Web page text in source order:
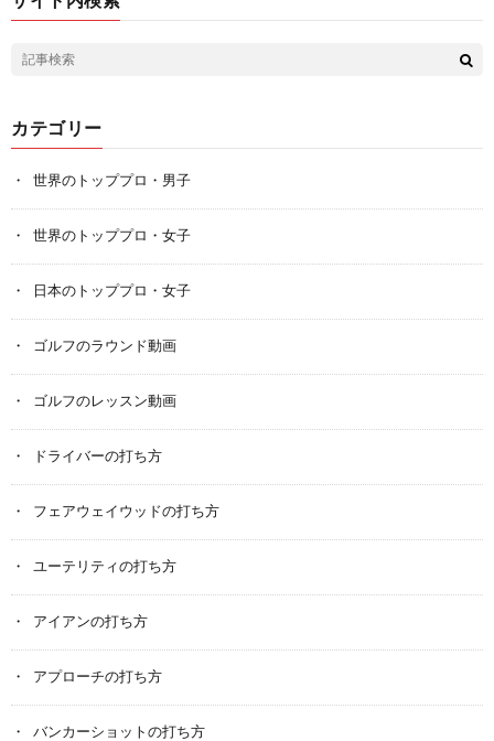
カテゴリー
世界のトッププロ・男子
世界のトッププロ・女子
日本のトッププロ・女子
ゴルフのラウンド動画
ゴルフのレッスン動画
ドライバーの打ち方
フェアウェイウッドの打ち方
ユーテリティの打ち方
アイアンの打ち方
アプローチの打ち方
バンカーショットの打ち方